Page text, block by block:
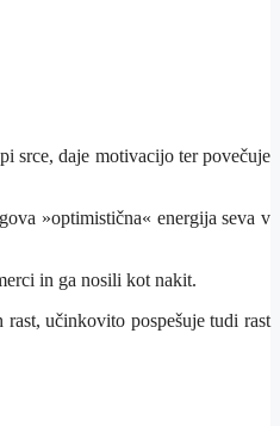
srce, daje motivacijo ter povečuje
»optimistična« energija seva v
in ga nosili kot nakit.
učinkovito pospešuje tudi rast